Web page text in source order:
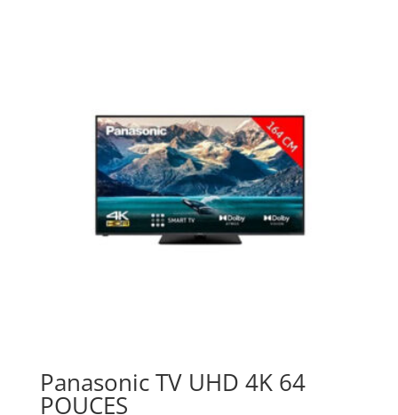
Panasonic TV UHD 4K 64
POUCES